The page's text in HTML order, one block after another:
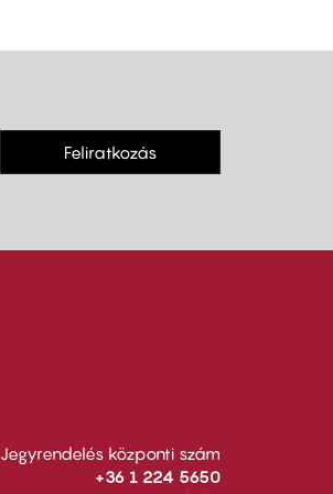
Feliratkozás
Jegyrendelés központi szám
+36 1 224 5650